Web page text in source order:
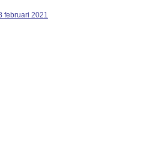
februari 2021